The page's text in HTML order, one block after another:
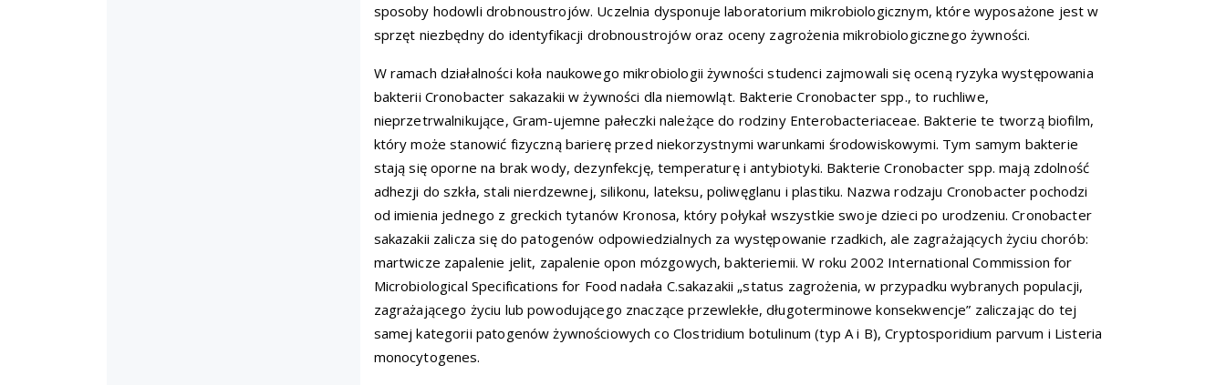
sposoby hodowli drobnoustrojów. Uczelnia dysponuje laboratorium mikrobiologicznym, które wyposażone jest w
sprzęt niezbędny do identyfikacji drobnoustrojów oraz oceny zagrożenia mikrobiologicznego żywności.
W ramach działalności koła naukowego mikrobiologii żywności studenci zajmowali się oceną ryzyka występowania
bakterii Cronobacter sakazakii w żywności dla niemowląt. Bakterie Cronobacter spp., to ruchliwe,
nieprzetrwalnikujące, Gram-ujemne pałeczki należące do rodziny Enterobacteriaceae. Bakterie te tworzą biofilm,
który może stanowić fizyczną barierę przed niekorzystnymi warunkami środowiskowymi. Tym samym bakterie
stają się oporne na brak wody, dezynfekcję, temperaturę i antybiotyki. Bakterie Cronobacter spp. mają zdolność
adhezji do szkła, stali nierdzewnej, silikonu, lateksu, poliwęglanu i plastiku. Nazwa rodzaju Cronobacter pochodzi
od imienia jednego z greckich tytanów Kronosa, który połykał wszystkie swoje dzieci po urodzeniu. Cronobacter
sakazakii zalicza się do patogenów odpowiedzialnych za występowanie rzadkich, ale zagrażających życiu chorób:
martwicze zapalenie jelit, zapalenie opon mózgowych, bakteriemii. W roku 2002 International Commission for
Microbiological Specifications for Food nadała C.sakazakii „status zagrożenia, w przypadku wybranych populacji,
zagrażającego życiu lub powodującego znaczące przewlekłe, długoterminowe konsekwencje” zaliczając do tej
samej kategorii patogenów żywnościowych co Clostridium botulinum (typ A i B), Cryptosporidium parvum i Listeria
monocytogenes.